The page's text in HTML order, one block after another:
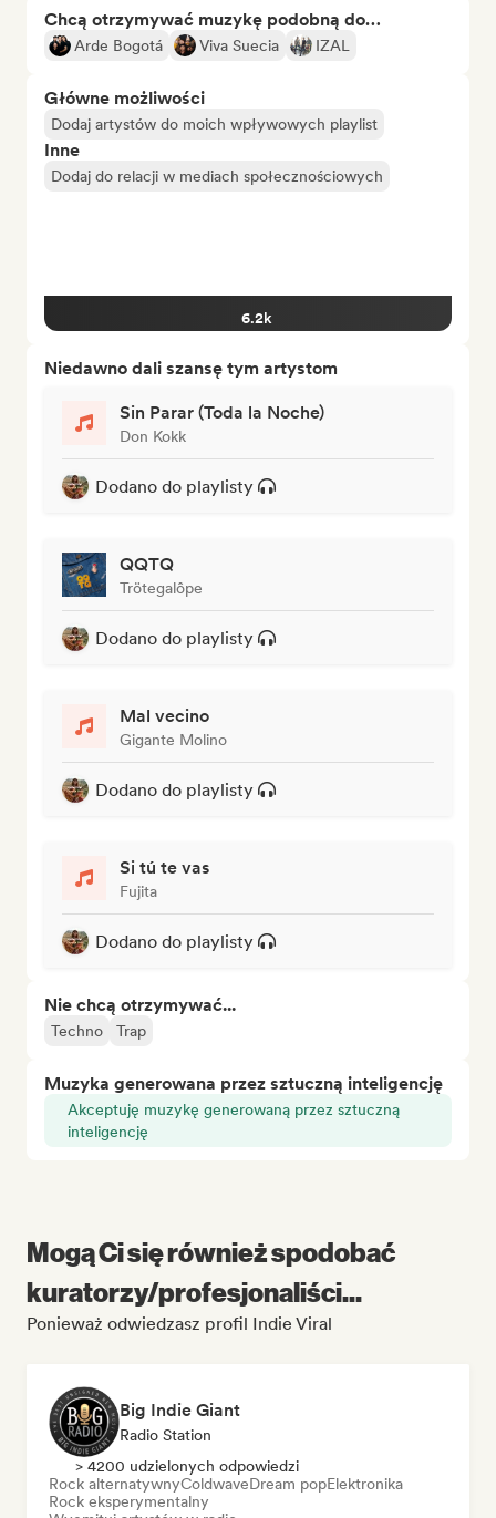
Chcą otrzymywać muzykę podobną do…
Arde Bogotá Viva Suecia IZAL
Główne możliwości
Dodaj artystów do moich wpływowych playlist
Inne
Dodaj do relacji w mediach społecznościowych
6.2k
Niedawno dali szansę tym artystom
Sin Parar (Toda la Noche)
Don Kokk
Dodano do playlisty
QQTQ
Trötegalôpe
Dodano do playlisty
Mal vecino
Gigante Molino
Dodano do playlisty
Si tú te vas
Fujita
Dodano do playlisty
Nie chcą otrzymywać...
Techno Trap
Muzyka generowana przez sztuczną inteligencję
Akceptuję muzykę generowaną przez sztuczną
inteligencję
Mogą Ci się również spodobać
kuratorzy/profesjonaliści...
Ponieważ odwiedzasz profil Indie Viral
Big Indie Giant
Radio Station
> 4200 udzielonych odpowiedzi
Rock alternatywnyColdwaveDream popElektronika
Rock eksperymentalny